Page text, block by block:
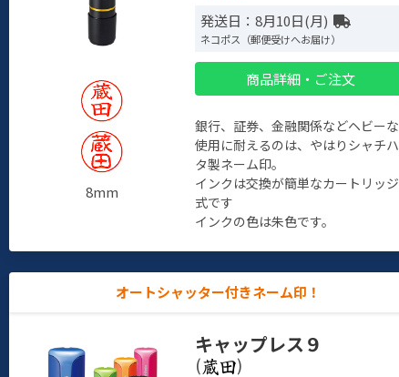
8mm
発送日：8月10日(月)
ネコポス（郵便受けへお届け）
商品詳細・ご注文
銀行、証券、金融関係などヘビーな
使用に耐えるのは、やはりシャチハ
タ製ネーム印。
インクは交換が簡単なカートリッジ
式です
インクの色は朱色です。
オートシャッター付きネーム印！
キャップレス９
(
)